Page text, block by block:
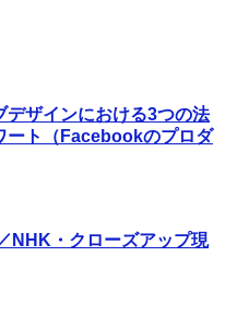
デザインにおける3つの法
ート（Facebookのプロダ
NHK・クローズアップ現